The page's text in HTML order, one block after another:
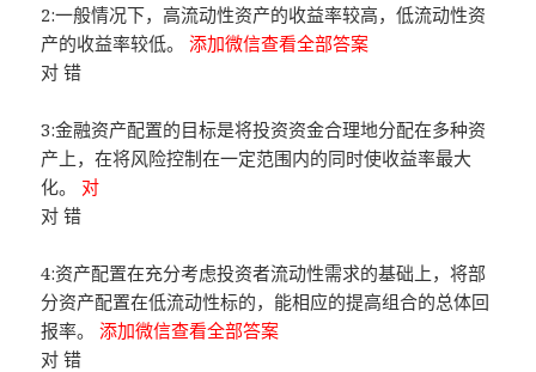
2:一般情况下，高流动性资产的收益率较高，低流动性资
产的收益率较低。添加微信查看全部答案
对 错
3:金融资产配置的目标是将投资资金合理地分配在多种资
产上，在将风险控制在一定范围内的同时使收益率最大
化。 对
对 错
4:资产配置在充分考虑投资者流动性需求的基础上，将部
分资产配置在低流动性标的，能相应的提高组合的总体回
报率。添加微信查看全部答案
对 错